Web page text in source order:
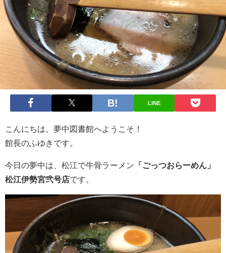
LINE
こんにちは。夢中図書館へようこそ！
館長のふゆきです。
今日の夢中は、松江で牛骨ラーメン 「ごっつおらーめん」
松江伊勢宮弐号店です。